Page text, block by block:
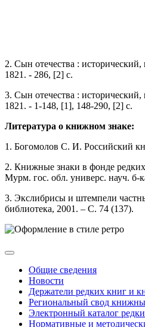
2. Сын отечества :
1821. - 286, [2] с.
3. Сын отечества :
1821. - 1-148, [1], 148-290, [2] с.
Литература о книжном знаке:
1. Богомолов С. И. Российский
2. Книжные знаки в фонде
Мурм. гос. обл. универс. науч.
3. Экслибрисы и штемпели
библиотека, 2001. – С. 74 (137).
Общие сведения
Новости
Держатели редких книг и
Региональный свод
Электронный каталог
Нормативные и